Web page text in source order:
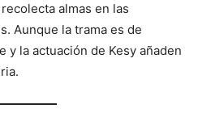
almas en las
Aunque la trama es de
y la actuación de Kesy añaden